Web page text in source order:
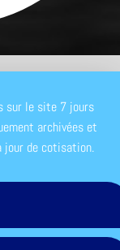
sur le site 7 jours
archivées et
jour de cotisation.